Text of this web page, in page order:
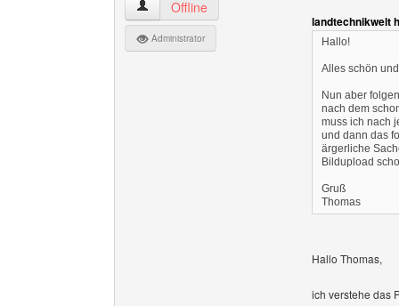
BLochmann Benutzer-Profile anzeigen
Offline
Administrator
landtechnikwelt
Hallo!
Alles schön
Nun aber
nach dem
muss ich nach
und dann das
ärgerliche
Bildupload
Gruß
Thomas
Hallo Thomas,
ich verstehe das